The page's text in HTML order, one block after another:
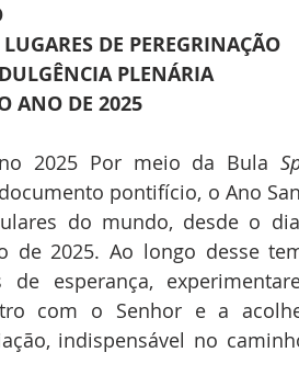
DE PEREGRINAÇÃO
PLENÁRIA
ANO DE 2025
2025 Por meio da Bula
pontifício, o Ano
do mundo, desde o
de 2025. Ao longo desse
esperança,
com o Senhor e a
indispensável no